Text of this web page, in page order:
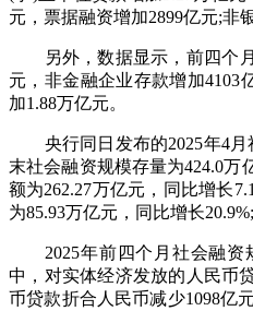
元，票据融资增加2899亿元;非
另外，数据显示，前四个月
元，非金融企业存款增加4103
加1.88万亿元。
央行同日发布的2025年4月
末社会融资规模存量为424.0万
额为262.27万亿元，同比增长
为85.93万亿元，同比增长
2025年前四个月社会融资
中，对实体经济发放的人民币
币贷款折合人民币减少1098亿